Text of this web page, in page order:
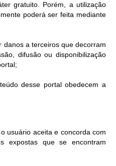
gratuito. Porém, a utilização
poderá ser feita mediante
danos a terceiros que decorram
difusão ou disponibilização
desse portal obedecem a
usuário aceita e concorda com
expostas que se encontram